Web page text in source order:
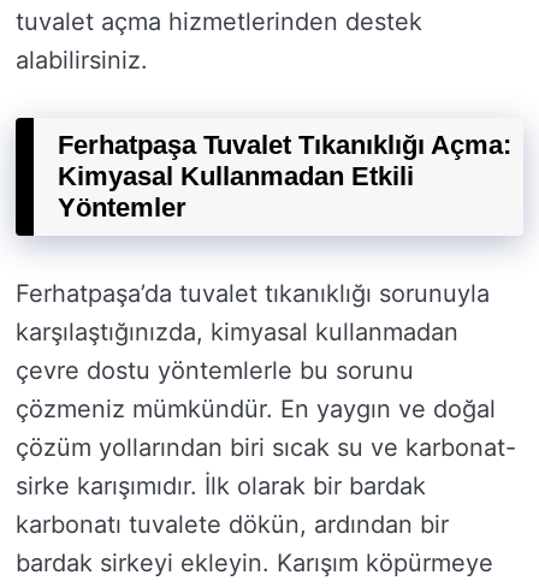
tuvalet açma hizmetlerinden destek
alabilirsiniz.
Ferhatpaşa Tuvalet Tıkanıklığı Açma:
Kimyasal Kullanmadan Etkili
Yöntemler
Ferhatpaşa’da tuvalet tıkanıklığı sorunuyla
karşılaştığınızda, kimyasal kullanmadan
çevre dostu yöntemlerle bu sorunu
çözmeniz mümkündür. En yaygın ve doğal
çözüm yollarından biri sıcak su ve karbonat-
sirke karışımıdır. İlk olarak bir bardak
karbonatı tuvalete dökün, ardından bir
bardak sirkeyi ekleyin. Karışım köpürmeye